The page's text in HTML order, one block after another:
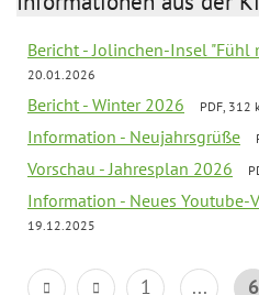
Bericht - Jolinchen-Insel "Fühl
20.01.2026
Bericht - Winter 2026 PDF, 312
Information - Neujahrsgrüße
Vorschau - Jahresplan 2026
Information - Neues Youtube-
19.12.2025
1 ... 6